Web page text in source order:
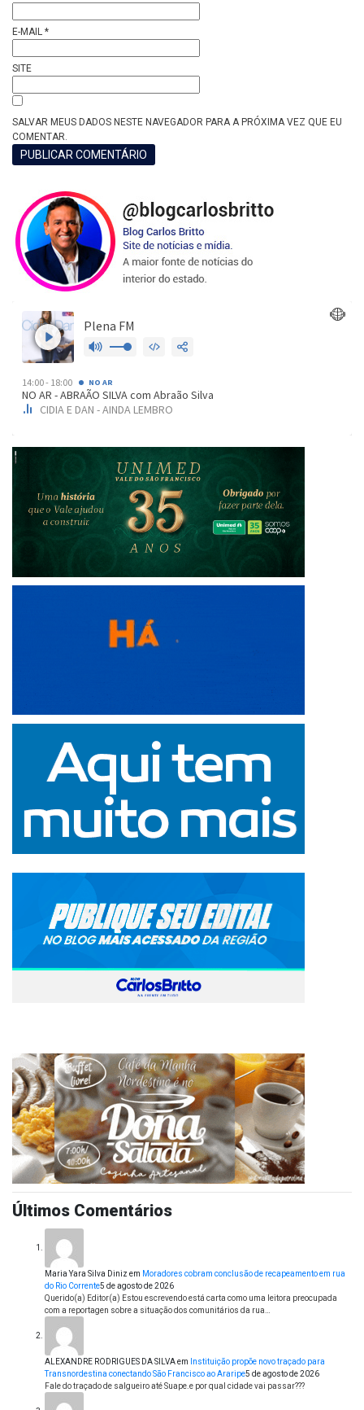
E-MAIL *
SITE
SALVAR MEUS DADOS NESTE NAVEGADOR PARA A PRÓXIMA VEZ QUE EU
COMENTAR.
Últimos Comentários
Maria Yara Silva Diniz em Moradores cobram conclusão de recapeamento em rua
do Rio Corrente5 de agosto de 2026
Querido(a) Editor(a) Estou escrevendo está carta como uma leitora preocupada
com a reportagen sobre a situação dos comunitários da rua…
ALEXANDRE RODRIGUES DA SILVAem
Instituição propõe novo traçado para
Transnordestina conectando São Francisco ao Araripe5 de agosto de 2026
Fale do traçado de salgueiro até Suape.e por qual cidade vai passar???